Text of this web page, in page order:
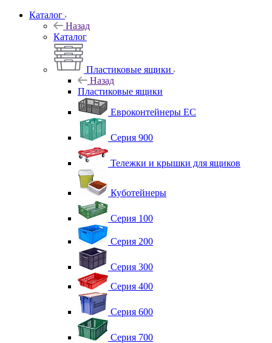
Каталог
Назад
Каталог
Пластиковые ящики
Назад
Пластиковые ящики
Евроконтейнеры ЕС
Серия 900
Тележки и крышки для ящиков
Куботейнеры
Серия 100
Серия 200
Серия 300
Серия 400
Серия 600
Серия 700